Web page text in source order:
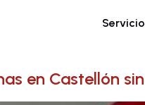
en Castellón